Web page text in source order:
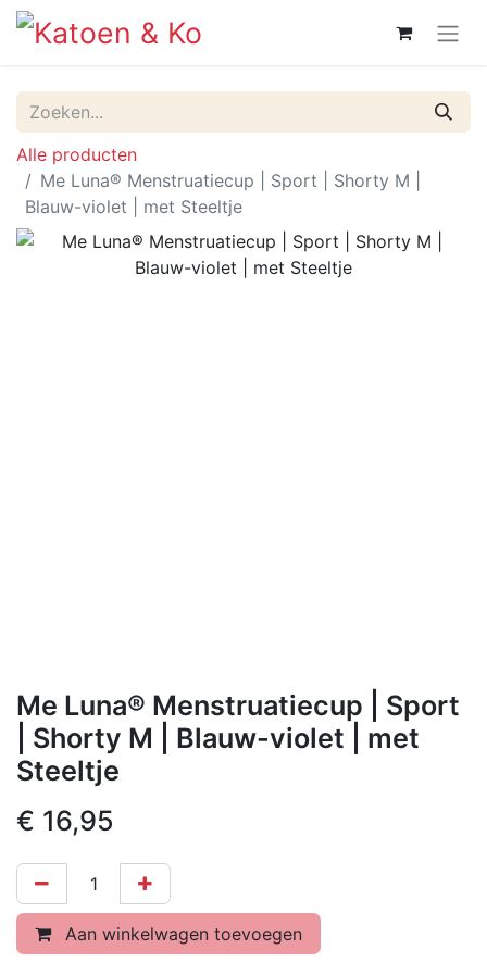
Alle producten
Me Luna® Menstruatiecup | Sport | Shorty M |
Blauw-violet | met Steeltje
Me Luna® Menstruatiecup | Sport
| Shorty M | Blauw-violet | met
Steeltje
€ 16,95
Aan winkelwagen toevoegen